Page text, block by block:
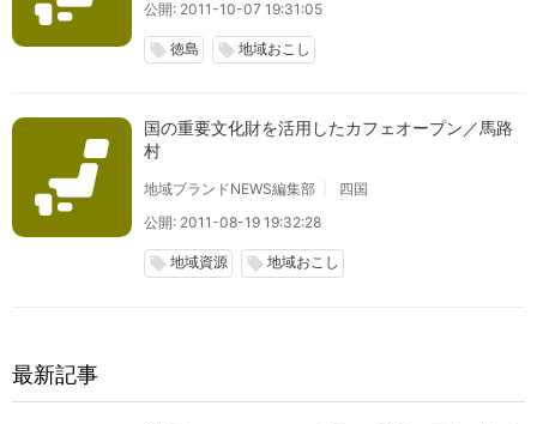
公開: 2011-10-07 19:31:05
local_offer 徳島 local_offer 地域おこし
国の重要文化財を活用したカフェオープン／馬路
村
地域ブランドNEWS編集部
四国
公開: 2011-08-19 19:32:28
local_offer 地域資源 local_offer 地域おこし
最新記事